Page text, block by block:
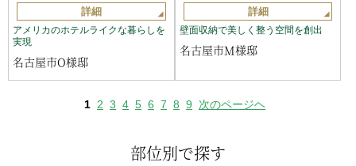
部位別で探す
詳細
アメリカのホテルライクな暮らしを
実現
名古屋市O様邸
詳細
壁面収納で美しく整う空間を創出
名古屋市M様邸
1 2 3 4 5 6 7 8 9 次のページヘ